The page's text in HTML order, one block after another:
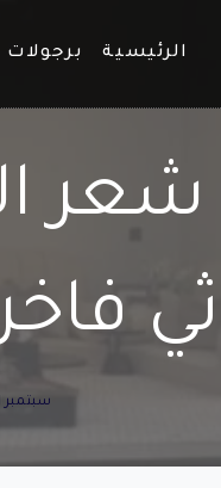
الرئيسية برجولات
شعر
سبتمبر 21, 2025